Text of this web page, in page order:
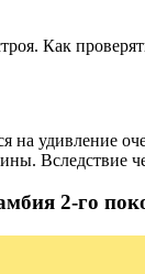
Как
на удивление
Вследствие
2-го